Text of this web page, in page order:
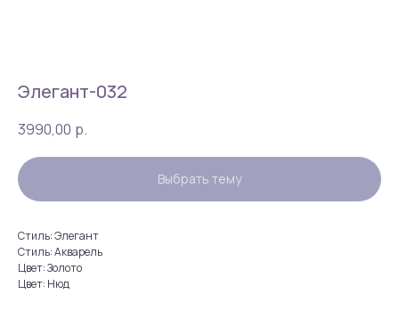
Элегант-032
3990,00 р.
Выбрать тему
Стиль: Элегант
Стиль: Акварель
Цвет: Золото
Цвет: Нюд